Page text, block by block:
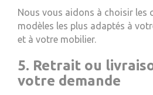
Nous vous aidons à choisir les
modèles les plus adaptés à
et à votre mobilier.
5. Retrait ou
votre demande